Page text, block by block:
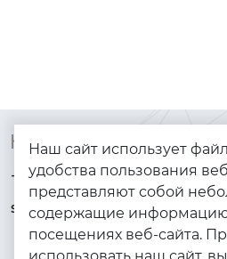
Контакты
+7 (925) 144-64-73
serebryanyye.grani@mail.ru
Наш сайт использует
удобства пользования
представляют собой
содержащие
посещениях веб-сайта.